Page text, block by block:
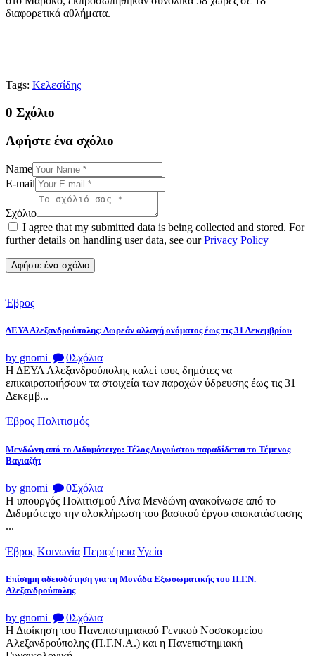
διαφορετικά αθλήματα.
Tags: Κελεσίδης
0 Σχόλιο
Αφήστε ένα σχόλιο
Name
E-mail
Σχόλιο
I agree that my submitted data is being collected and stored. For
further details on handling user data, see ourPrivacy Policy
Έβρος
ΔΕΥΑ Αλεξανδρούπολης: Δωρεάν αλλαγή ονόματος έως τις 31 Δεκεμβρίου
by gnomi 0Σχόλια
Η ΔΕΥΑ Αλεξανδρούπολης καλεί τους δημότες να
επικαιροποιήσουν τα στοιχεία των παροχών ύδρευσης έως τις 31
Δεκεμβ...
Έβρος Πολιτισμός
Μενδώνη από το Διδυμότειχο: Τέλος Αυγούστου παραδίδεται το Τέμενος
Βαγιαζήτ
by gnomi 0Σχόλια
Η υπουργός Πολιτισμού Λίνα Μενδώνη ανακοίνωσε από το
Διδυμότειχο την ολοκλήρωση του βασικού έργου αποκατάστασης
...
Έβρος Κοινωνία ΠεριφέρειαΥγεία
Επίσημη αδειοδότηση για τη Μονάδα Εξωσωματικής του Π.Γ.Ν.
Αλεξανδρούπολης
by gnomi 0Σχόλια
Η Διοίκηση του Πανεπιστημιακού Γενικού Νοσοκομείου
Αλεξανδρούπολης (Π.Γ.Ν.Α.) και η Πανεπιστημιακή